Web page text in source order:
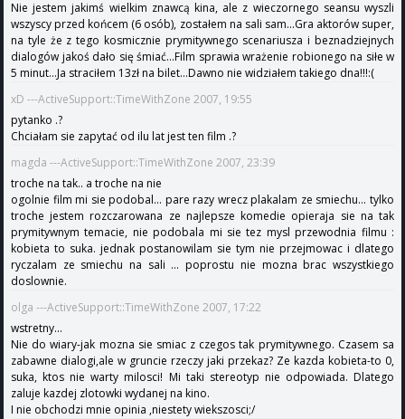
Nie jestem jakimś wielkim znawcą kina, ale z wieczornego seansu wyszli
wszyscy przed końcem (6 osób), zostałem na sali sam...Gra aktorów super,
na tyle że z tego kosmicznie prymitywnego scenariusza i beznadziejnych
dialogów jakoś dało się śmiać...Film sprawia wrażenie robionego na siłe w
5 minut...Ja straciłem 13zł na bilet...Dawno nie widziałem takiego dna!!!:(
xD ---ActiveSupport::TimeWithZone 2007, 19:55
pytanko .?
Chciałam sie zapytać od ilu lat jest ten film .?
magda ---ActiveSupport::TimeWithZone 2007, 23:39
troche na tak.. a troche na nie
ogolnie film mi sie podobal... pare razy wrecz plakalam ze smiechu... tylko
troche jestem rozczarowana ze najlepsze komedie opieraja sie na tak
prymitywnym temacie, nie podobala mi sie tez mysl przewodnia filmu :
kobieta to suka. jednak postanowilam sie tym nie przejmowac i dlatego
ryczalam ze smiechu na sali ... poprostu nie mozna brac wszystkiego
doslownie.
olga ---ActiveSupport::TimeWithZone 2007, 17:22
wstretny...
Nie do wiary-jak mozna sie smiac z czegos tak prymitywnego. Czasem sa
zabawne dialogi,ale w gruncie rzeczy jaki przekaz? Ze kazda kobieta-to 0,
suka, ktos nie warty milosci! Mi taki stereotyp nie odpowiada. Dlatego
zaluje kazdej zlotowki wydanej na kino.
I nie obchodzi mnie opinia ,niestety wiekszosci;/